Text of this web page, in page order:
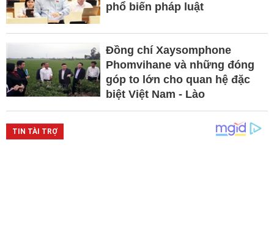
phổ biến pháp luật
Đồng chí Xaysomphone
Phomvihane và những đóng
góp to lớn cho quan hệ đặc
biệt Việt Nam - Lào